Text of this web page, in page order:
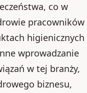
co w
pracowników
higienicznych
wprowadzanie
w tej branży,
biznesu,